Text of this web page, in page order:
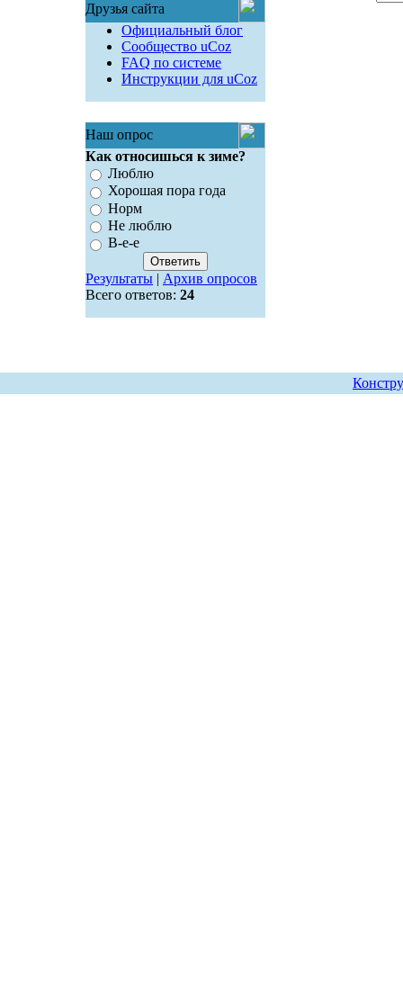
Друзья сайта
Официальный блог
Сообщество uCoz
FAQ по системе
Инструкции для uCoz
Наш опрос
Как относишься к зиме?
Люблю
Хорошая пора года
Норм
Не люблю
В-е-е
Результаты | Архив опросов
Всего ответов: 24